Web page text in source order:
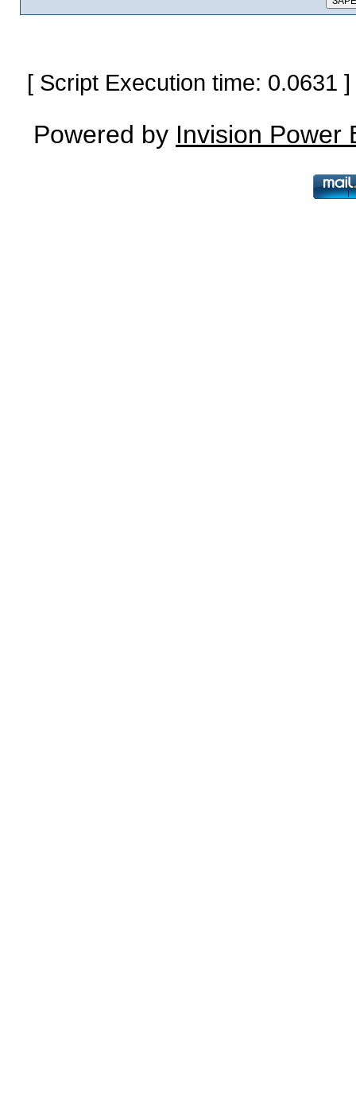
[ Script Execution time:
Powered by Invision Power